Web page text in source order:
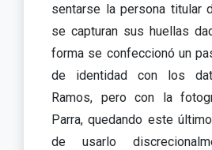
sentarse la persona titular
se capturan sus huellas
forma se confeccionó un
de identidad con los
Ramos, pero con la
Parra, quedando este
de usarlo